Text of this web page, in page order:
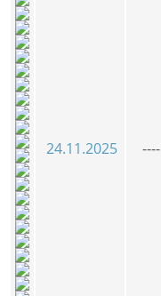
24.11.2025 ----